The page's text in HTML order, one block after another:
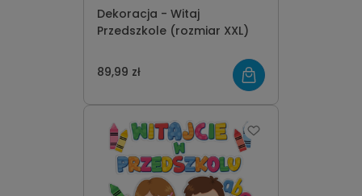
Dekoracja - Witaj
Przedszkole (rozmiar XXL)
89,99 zł